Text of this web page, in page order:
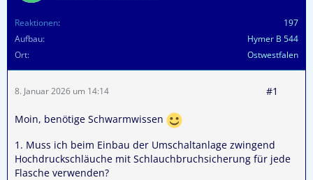
Reaktionen
197
Aufbau
Hymer B 544
Ort
Ostwestfalen
8. Januar 2026 um 14:14 #1
Moin, benötige Schwarmwissen
1. Muss ich beim Einbau der Umschaltanlage zwingend
Hochdruckschläuche mit Schlauchbruchsicherung für jede
Flasche verwenden?